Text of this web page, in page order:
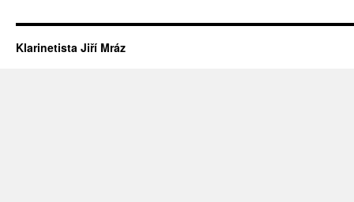
Klarinetista Jiří Mráz